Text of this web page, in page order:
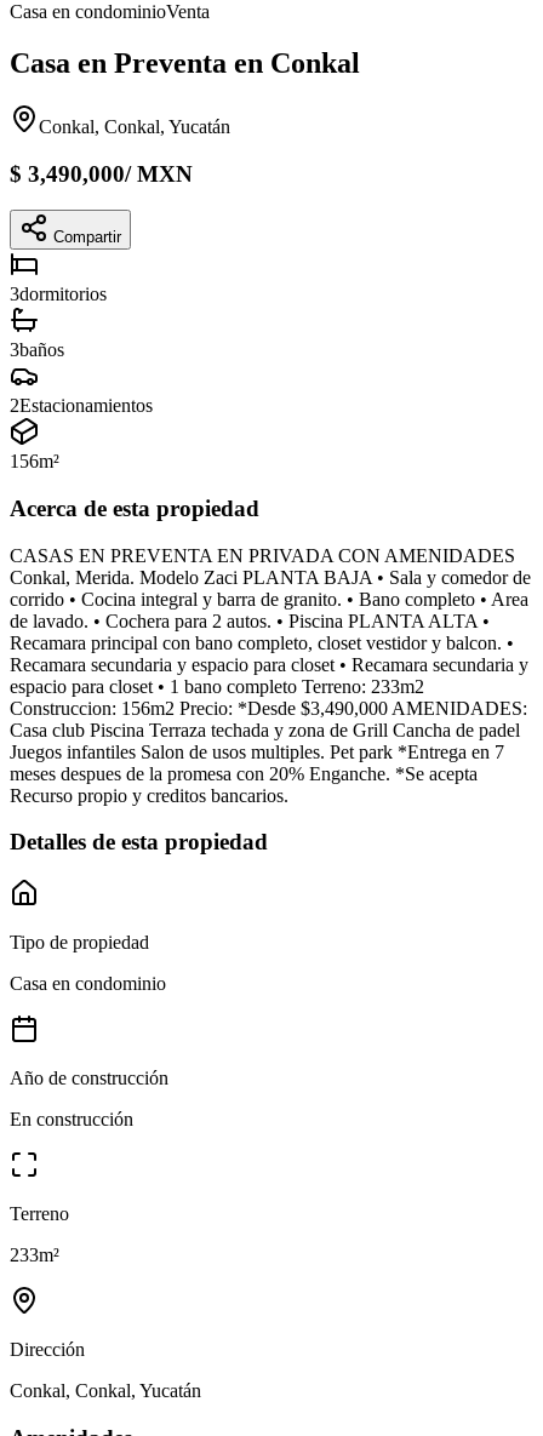
Casa en condominioVenta
Casa en Preventa en Conkal
Conkal, Conkal, Yucatán
$ 3,490,000/MXN
Compartir
3dormitorios
3baños
2Estacionamientos
156m²
Acerca de esta propiedad
CASAS EN PREVENTA EN PRIVADA CON AMENIDADES
Conkal, Merida. Modelo Zaci PLANTA BAJA • Sala y comedor de
corrido • Cocina integral y barra de granito. • Bano completo • Area
de lavado. • Cochera para 2 autos. • Piscina PLANTA ALTA •
Recamara principal con bano completo, closet vestidor y balcon. •
Recamara secundaria y espacio para closet • Recamara secundaria y
espacio para closet • 1 bano completo Terreno: 233m2
Construccion: 156m2 Precio: *Desde $3,490,000 AMENIDADES:
Casa club Piscina Terraza techada y zona de Grill Cancha de padel
Juegos infantiles Salon de usos multiples. Pet park *Entrega en 7
meses despues de la promesa con 20% Enganche. *Se acepta
Recurso propio y creditos bancarios.
Detalles de esta propiedad
Tipo de propiedad
Casa en condominio
Año de construcción
En construcción
Terreno
233m²
Dirección
Conkal, Conkal, Yucatán